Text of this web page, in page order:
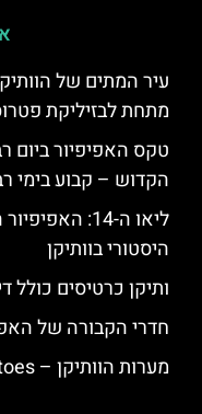
עיר המתים של
מתחת לבזיליקת
טקס האפיפיור ביום
הקדוש – קבוע בימי
ליאו ה-14:
היסטורי בוותיקן
ותיקן כרטיסים כולל
חדרי הקבורה של
מערות הוותיקן – Vatican Grottoes